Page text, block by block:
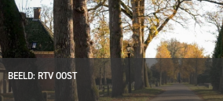
BEELD: RTV OOST